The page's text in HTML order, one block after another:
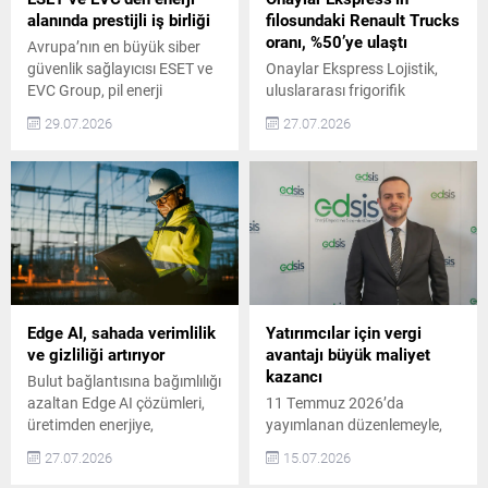
ve...
alanında prestijli iş birliği
Avrupa’nın en büyük siber
güvenlik sağlayıcısı ESET ve
EVC Group, pil enerji
depolama sistemlerinin
modern enerji altyapısının
bir dönemde, Avrupa’nın
siber ve enerji dayanıklılığını
güçlendirmeyi amaçlayan
stratejik bir iş birliği
anlaşması imzaladı. Enerji
depolama sistemlerinin
elektrik şebekeleri ve kritik
enerji ağlarının istikrarı
açısından önemi giderek...
29.07.2026
filosundaki Renault Trucks
oranı, %50’ye ulaştı
Onaylar Ekspress Lojistik,
uluslararası frigorifik
taşımacılık operasyonlarında
kullanmak üzere 10 adet
filosuna dahil etti. Bu yeni
araçlarla birlikte, Onaylar
Ekspress filosundaki Renault
Trucks çekicilerin oranı yüzde
50’ye ulaştı. Filo
Güçlendirme ve
Operasyonlar Taze meyve ve
sebze başta olmak üzere
uluslararası soğuk zincir
taşımacılığı alanında faaliyet
gösteren...
27.07.2026
Edge AI, sahada verimlilik
ve gizliliği artırıyor
Bulut bağlantısına bağımlılığı
azaltan Edge AI çözümleri,
üretimden enerjiye,
ulaşımdan lojistiğe kadar
kritik sektörlerde saha
27.07.2026
Yatırımcılar için vergi
avantajı büyük maliyet
kazancı
11 Temmuz 2026’da
yayımlanan düzenlemeyle,
enerji depolama
sistemlerinde kullanılan belirli
15.07.2026